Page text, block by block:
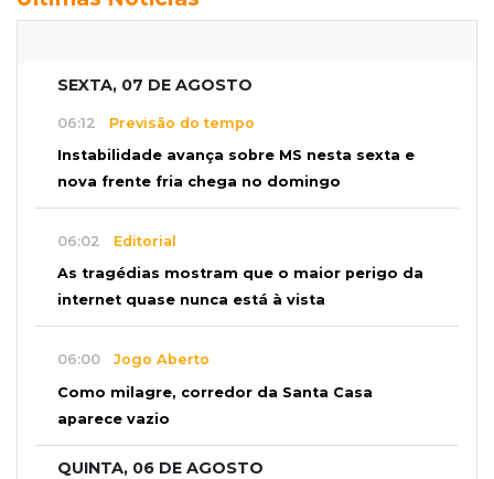
SEXTA, 07 DE AGOSTO
06:12 Previsão do tempo
Instabilidade avança sobre MS nesta sexta e
nova frente fria chega no domingo
06:02 Editorial
As tragédias mostram que o maior perigo da
internet quase nunca está à vista
06:00 Jogo Aberto
Como milagre, corredor da Santa Casa
aparece vazio
QUINTA, 06 DE AGOSTO